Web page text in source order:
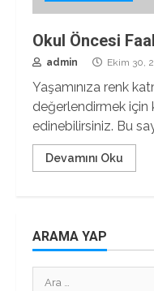
Okul Öncesi
admin Ekim 30,
Yaşamınıza renk
değerlendirmek için
edinebilirsiniz. Bu
Devamını Oku
ARAMA YAP
Arama: